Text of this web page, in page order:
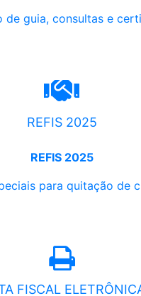
de guia, consultas e
REFIS 2025
REFIS 2025
para quitação de
FISCAL